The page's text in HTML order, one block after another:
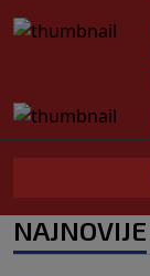
NAJNOVIJE